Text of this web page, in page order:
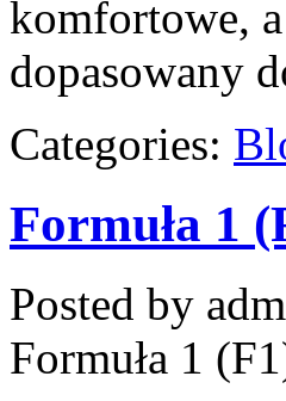
komfortowe,
dopasowany
Categories:
Formuła 1
Posted by
Formuła 1